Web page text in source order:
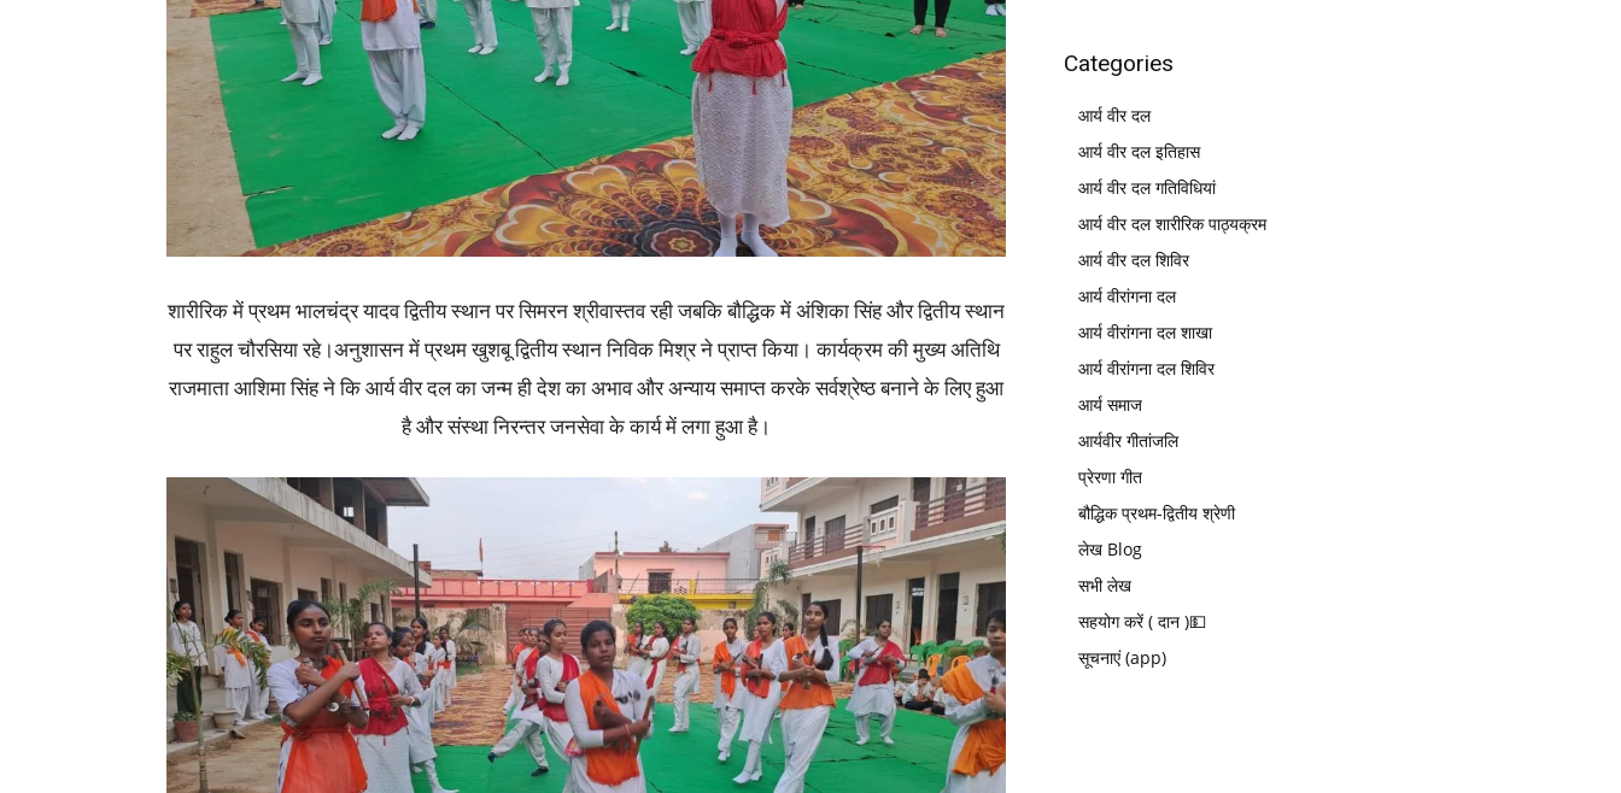
शारीरिक में प्रथम भालचंद्र यादव द्वितीय स्थान पर सिमरन श्रीवास्तव रही जबकि बौद्धिक में अंशिका सिंह और द्वितीय स्थान
पर राहुल चौरसिया रहे।अनुशासन में प्रथम खुशबू द्वितीय स्थान निविक मिश्र ने प्राप्त किया। कार्यक्रम की मुख्य अतिथि
राजमाता आशिमा सिंह ने कि आर्य वीर दल का जन्म ही देश का अभाव और अन्याय समाप्त करके सर्वश्रेष्ठ बनाने के लिए हुआ
है और संस्था निरन्तर जनसेवा के कार्य में लगा हुआ है।
Categories
आर्य वीर दल
आर्य वीर दल इतिहास
आर्य वीर दल गतिविधियां
आर्य वीर दल शारीरिक पाठ्यक्रम
आर्य वीर दल शिविर
आर्य वीरांगना दल
आर्य वीरांगना दल शाखा
आर्य वीरांगना दल शिविर
आर्य समाज
आर्यवीर गीतांजलि
प्रेरणा गीत
बौद्धिक प्रथम-द्वितीय श्रेणी
लेख Blog
सभी लेख
सहयोग करें ( दान )💵
सूचनाएं (app)